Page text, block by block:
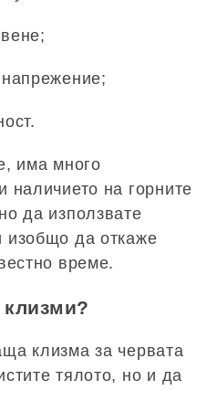
има много
наличието на горните
да използвате
изобщо да откаже
време.
клизма за червата
тялото, но и да